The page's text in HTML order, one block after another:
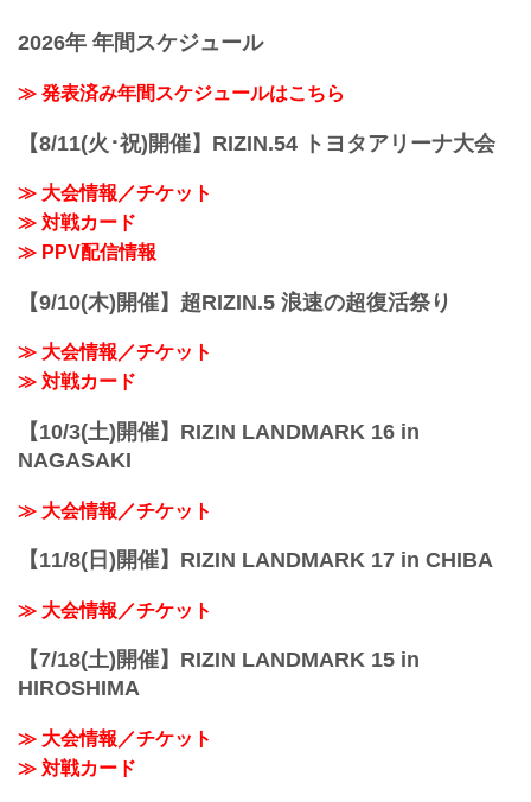
2017年12月31日（金）
会場 さいたまスーパーアリーナ
堀口恭司 vs. 石渡伸太郎
［RIZIN MMAトーナメントルール：5分
GYAO! 試合映像配信（無料）
第11試合／女子スーパーアトム級トーナ
2026年 年間スケジュール
≫ 発表済み年間スケジュールはこちら
【8/11(火･祝)開催】RIZIN.54 トヨタアリーナ大会
≫ 大会情報／チケット
≫ 対戦カード
≫ PPV配信情報
【9/10(木)開催】超RIZIN.5 浪速の超復活祭り
≫ 大会情報／チケット
≫ 対戦カード
【10/3(土)開催】RIZIN LANDMARK 16 in
NAGASAKI
≫ 大会情報／チケット
【11/8(日)開催】RIZIN LANDMARK 17 in CHIBA
≫ 大会情報／チケット
【7/18(土)開催】RIZIN LANDMARK 15 in
HIROSHIMA
≫ 大会情報／チケット
≫ 対戦カード